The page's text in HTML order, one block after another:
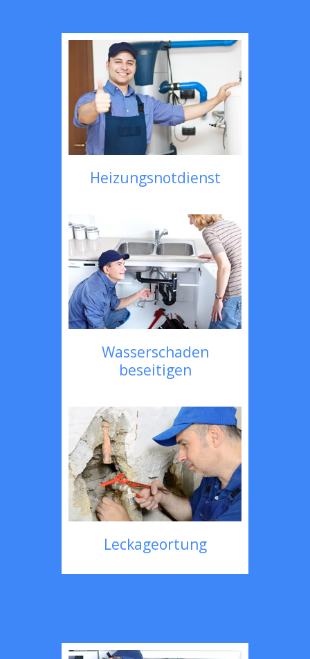
Heizungsnotdienst
Wasserschaden
beseitigen
Leckageortung